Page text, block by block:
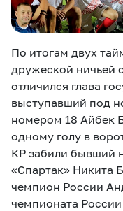
По итогам двух
дружеской ничьей
отличился глава
выступавший под
номером 18 Айбек
одному голу в
КР забили бывший
«Спартак» Никита
чемпион России
чемпионата